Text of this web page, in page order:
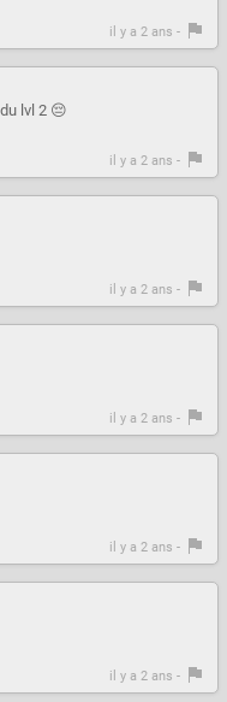
il y a 2 ans -
lvl 2 😔
il y a 2 ans -
il y a 2 ans -
il y a 2 ans -
il y a 2 ans -
il y a 2 ans -